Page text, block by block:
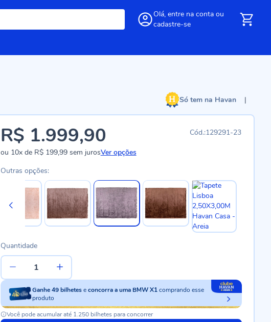
Olá, entre na conta ou
cadastre-se
Só tem na Havan |
129291-23
R$ 1.999,90
ou 10xde R$ 199,99sem jurosVer opções
Outras opções:
Quantidade
Ganhe49 bilhetes econcorra a uma BMW X1comprando esse
produto
Você pode acumular até 1.250 bilhetes para concorrer